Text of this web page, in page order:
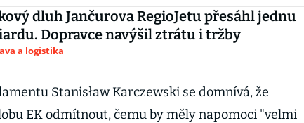
dluh Jančurova RegioJetu přesáhl jednu
Dopravce navýšil ztrátu i tržby
a logistika
Stanisław Karczewski se domnívá, že
EK odmítnout, čemu by měly napomoci "velmi